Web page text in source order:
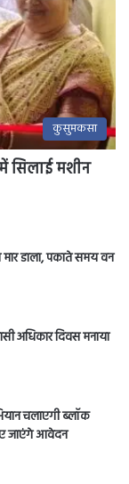
कुसुमकसा
सिलाई मशीन
डाला, पकाते समय वन
अधिकार दिवस मनाया
चलाएगी ब्लॉक
जाएंगे आवेदन